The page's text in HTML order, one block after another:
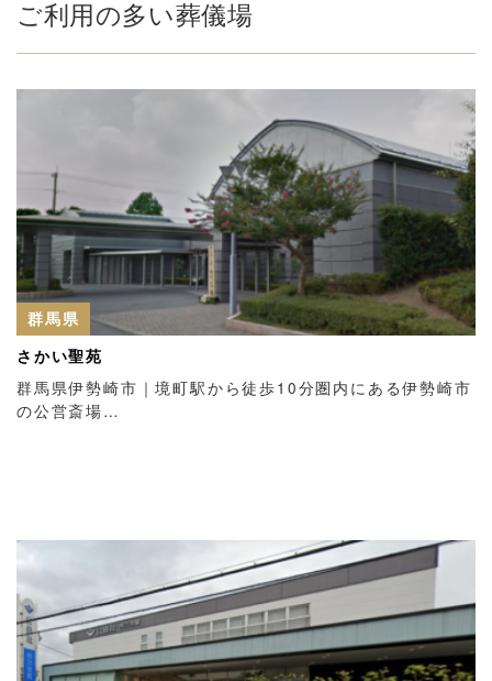
ご利用の多い葬儀場
群馬県
さかい聖苑
群馬県伊勢崎市｜境町駅から徒歩10分圏内にある伊勢崎市
の公営斎場…